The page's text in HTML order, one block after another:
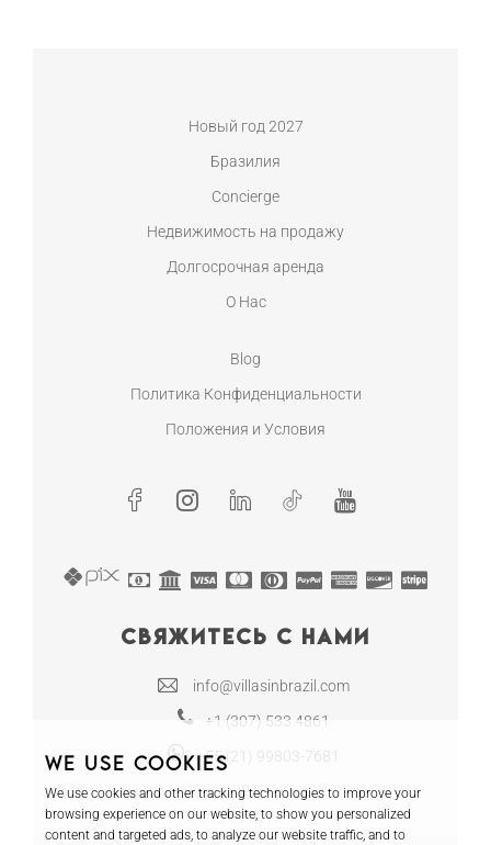
Новый год 2027
Бразилия
Concierge
Недвижимость на продажу
Долгосрочная аренда
О Нас
Blog
Политика Конфиденциальности
Положения и Условия
Свяжитесь с нами
info@villasinbrazil.com
+1 (307) 533 4861
+55 (21) 99803-7681
We use cookies
We use cookies and other tracking technologies to improve your
browsing experience on our website, to show you personalized
content and targeted ads, to analyze our website traffic, and to